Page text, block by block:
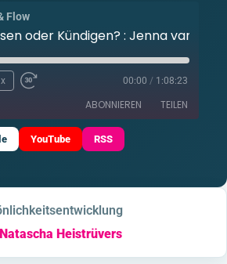
Flow
00:00 / 1:08:23
ABONNIEREN TEILEN
RSS
YouTube RSS
Natascha Heistrüvers